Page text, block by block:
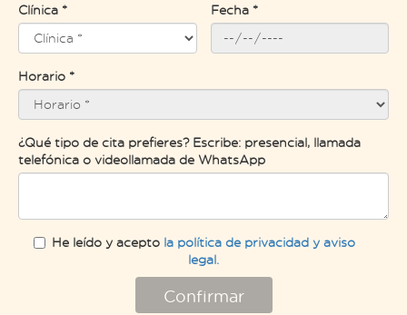
Clínica * Fecha *
Horario *
¿Qué tipo de cita prefieres? Escribe: presencial, llamada
telefónica o videollamada de WhatsApp
He leído y acepto la política de privacidad y aviso
legal.
Confirmar